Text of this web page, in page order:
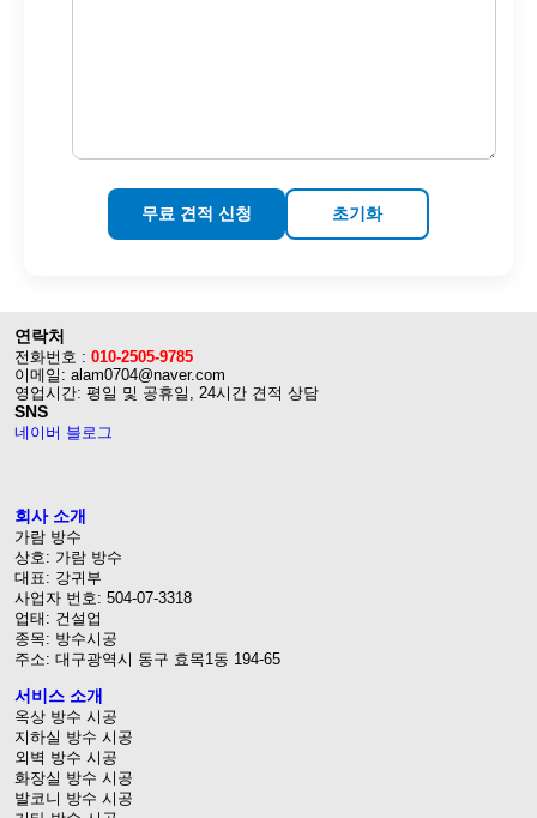
무료 견적 신청 초기화
연락처
전화번호 : 010-2505-9785
이메일: alam0704@naver.com
영업시간: 평일 및 공휴일, 24시간 견적 상담
SNS
네이버 블로그
회사 소개
가람 방수
상호: 가람 방수
대표: 강귀부
사업자 번호: 504-07-3318
업태: 건설업
종목: 방수시공
주소: 대구광역시 동구 효목1동 194-65
서비스 소개
옥상 방수 시공
지하실 방수 시공
외벽 방수 시공
화장실 방수 시공
발코니 방수 시공